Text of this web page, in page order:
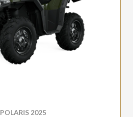
POLARIS 2025